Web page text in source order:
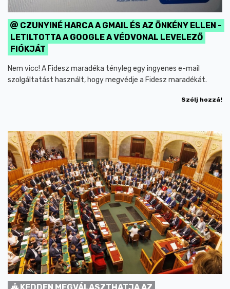
CZUNYINÉ HARCA A GMAIL ÉS AZ ÖNKÉNY ELLEN -
LETILTOTTA A GOOGLE A VÉDVONAL LEVELEZŐ
FIÓKJÁT
Nem vicc! A Fidesz maradéka tényleg egy ingyenes e-mail
szolgáltatást használt, hogy megvédje a Fidesz maradékát.
Szólj hozzá!
KEDDEN MEGVÁLASZTHATJA AZ